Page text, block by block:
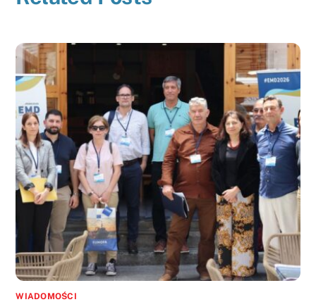
WIADOMOŚCI